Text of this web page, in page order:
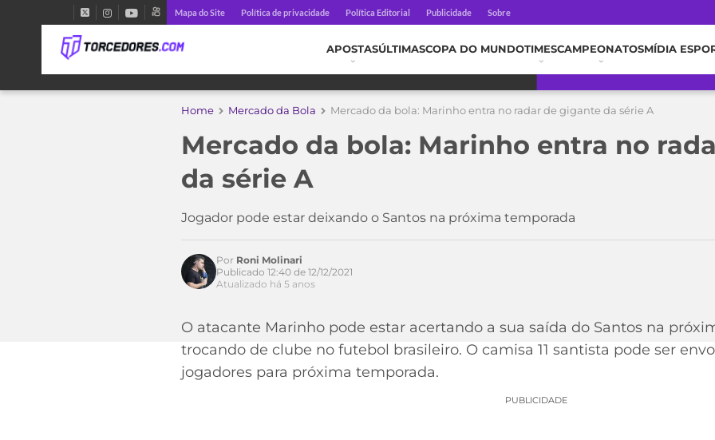
Mapa do Site Política de privacidade Política Editorial Publicidade Sobre
APOSTASÚLTIMASCOPA DO MUNDOTIMESCAMPEONATOSMÍDIA
Home Mercado da Bola Mercado da bola: Marinho entra no radar de gigante da série A
Mercado da bola: Marinho entra no
da série A
Jogador pode estar deixando o Santos na próxima temporada
Acesse o perfil do autor
Por Roni Molinari
Publicado 12:40 de 12/12/2021
Atualizado há 5 anos
O atacante Marinho pode estar acertando a sua saída do Santos na
trocando de clube no futebol brasileiro. O camisa 11 santista pode ser
jogadores para próxima temporada.
PUBLICIDADE